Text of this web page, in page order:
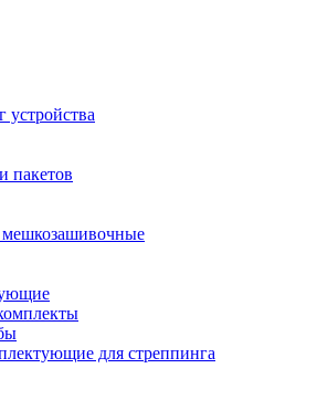
устройства
пакетов
для стреппинга